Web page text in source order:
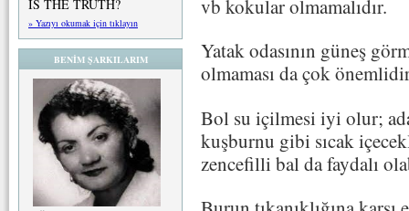
IS THE TRUTH?
» Yazıyı okumak için tıklayın
BENİM ŞARKILARIM
vb kokular olmamalıdır.
Yatak odasının güneş
olmaması da çok
Bol su içilmesi iyi olur;
kuşburnu gibi sıcak
zencefilli bal da faydalı